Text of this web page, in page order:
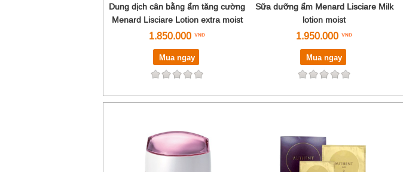
Dung dịch cân bằng ẩm tăng cường
Menard Lisciare Lotion extra moist
1.850.000
Mua ngay
Sữa dưỡng ẩm Menard Lisciare Milk
lotion moist
1.950.000
Mua ngay